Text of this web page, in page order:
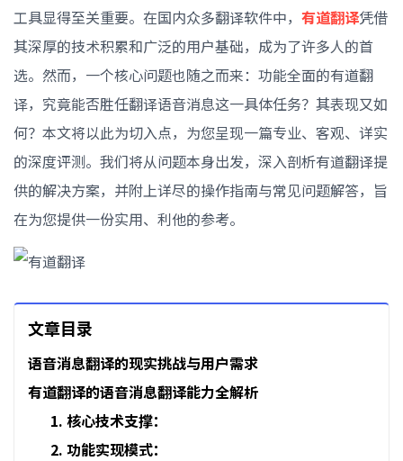
工具显得至关重要。在国内众多翻译软件中， 有道翻译凭借
其深厚的技术积累和广泛的用户基础，成为了许多人的首
选。然而，一个核心问题也随之而来：功能全面的有道翻
译，究竟能否胜任翻译语音消息这一具体任务？其表现又如
何？本文将以此为切入点，为您呈现一篇专业、客观、详实
的深度评测。我们将从问题本身出发，深入剖析有道翻译提
供的解决方案，并附上详尽的操作指南与常见问题解答，旨
在为您提供一份实用、利他的参考。
文章目录
语音消息翻译的现实挑战与用户需求
有道翻译的语音消息翻译能力全解析
1. 核心技术支撑：
2. 功能实现模式：